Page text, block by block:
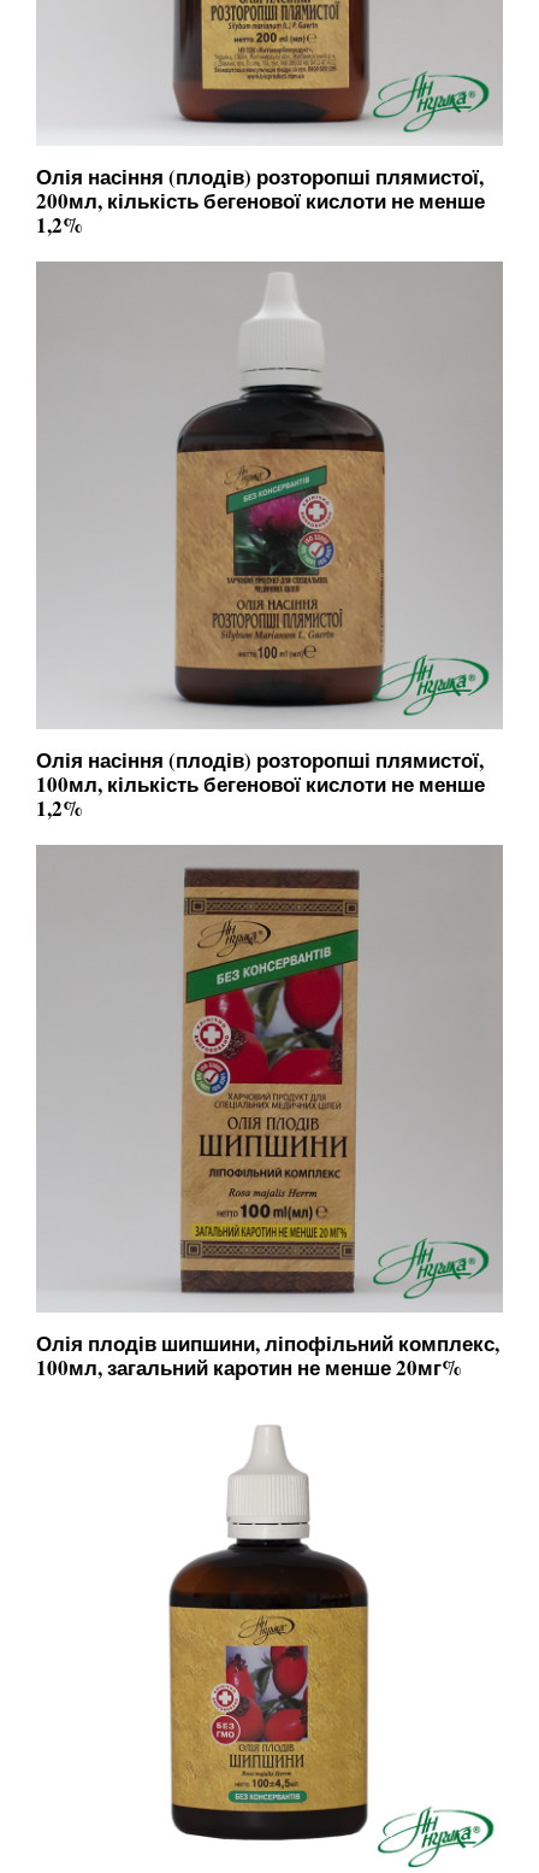
Олія насіння (плодів) розторопші плямистої,
200мл, кількість бегенової кислоти не менше
1,2%
Олія насіння (плодів) розторопші плямистої,
100мл, кількість бегенової кислоти не менше
1,2%
Олія плодів шипшини, ліпофільний комплекс,
100мл, загальний каротин не менше 20мг%